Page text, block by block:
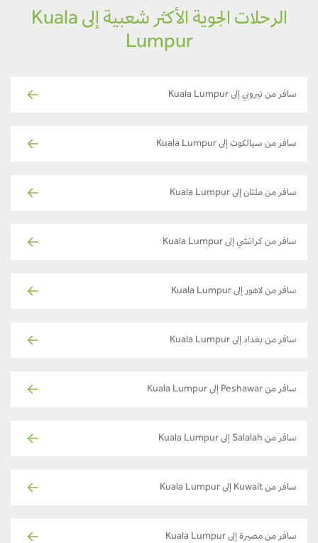
الرحلات الجوية الأكثر شعبية إلى Kuala
Lumpur
سافر من نيروبي إلى Kuala Lumpur
سافر من سيالكوت إلى Kuala Lumpur
سافر من ملتان إلى Kuala Lumpur
سافر من كراتشي إلى Kuala Lumpur
سافر من لاهور إلى Kuala Lumpur
سافر من بغداد إلى Kuala Lumpur
سافر من Peshawar إلى Kuala Lumpur
سافر من Salalah إلى Kuala Lumpur
سافر من Kuwait إلى Kuala Lumpur
سافر من مصيرة إلى Kuala Lumpur